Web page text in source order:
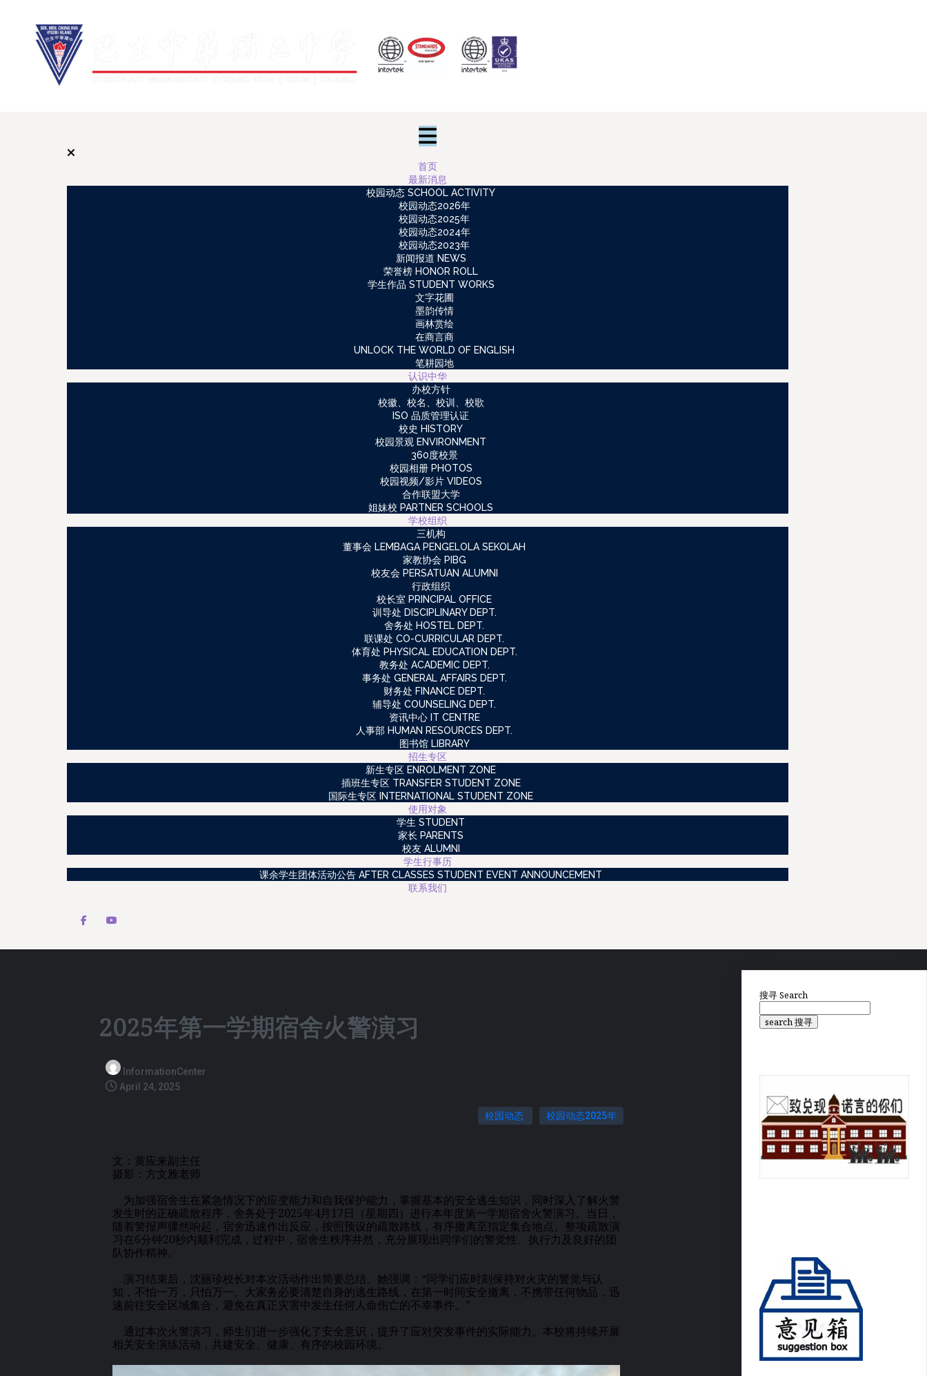
首页
最新消息
校园动态 SCHOOL ACTIVITY
校园动态2026年
校园动态2025年
校园动态2024年
校园动态2023年
新闻报道 NEWS
荣誉榜 HONOR ROLL
学生作品 STUDENT WORKS
文字花圃
墨韵传情
画林赏绘
在商言商
UNLOCK THE WORLD OF ENGLISH
笔耕园地
认识中华
办校方针
校徽、校名、校训、校歌
ISO 品质管理认证
校史 HISTORY
校园景观 ENVIRONMENT
360度校景
校园相册 PHOTOS
校园视频/影片 VIDEOS
合作联盟大学
姐妹校 PARTNER SCHOOLS
学校组织
三机构
董事会 LEMBAGA PENGELOLA SEKOLAH
家教协会 PIBG
校友会 PERSATUAN ALUMNI
行政组织
校长室 PRINCIPAL OFFICE
训导处 DISCIPLINARY DEPT.
舍务处 HOSTEL DEPT.
联课处 CO-CURRICULAR DEPT.
体育处 PHYSICAL EDUCATION DEPT.
教务处 ACADEMIC DEPT.
事务处 GENERAL AFFAIRS DEPT.
财务处 FINANCE DEPT.
辅导处 COUNSELING DEPT.
资讯中心 IT CENTRE
人事部 HUMAN RESOURCES DEPT.
图书馆 LIBRARY
招生专区
新生专区 ENROLMENT ZONE
插班生专区 TRANSFER STUDENT ZONE
国际生专区 INTERNATIONAL STUDENT ZONE
使用对象
学生 STUDENT
家长 PARENTS
校友 ALUMNI
学生行事历
课余学生团体活动公告 AFTER CLASSES STUDENT EVENT ANNOUNCEMENT
联系我们
2025年第一学期宿舍火警演习
InformationCenter
April 24, 2025
校园动态 校园动态2025年
文：黄应来副主任
摄影：方文雅老师
为加强宿舍生在紧急情况下的应变能力和自我保护能力，掌握基本的安全逃生知识，同时深入了解火警
发生时的正确疏散程序，舍务处于2025年4月17日（星期四）进行本年度第一学期宿舍火警演习。当日，
随着警报声骤然响起，宿舍迅速作出反应，按照预设的疏散路线，有序撤离至指定集合地点。整项疏散演
习在6分钟20秒内顺利完成，过程中，宿舍生秩序井然，充分展现出同学们的警觉性、执行力及良好的团
队协作精神。
演习结束后，沈丽珍校长对本次活动作出简要总结。她强调：“同学们应时刻保持对火灾的警觉与认
知，不怕一万，只怕万一。大家务必要清楚自身的逃生路线，在第一时间安全撤离，不携带任何物品，迅
速前往安全区域集合，避免在真正灾害中发生任何人命伤亡的不幸事件。”
通过本次火警演习，师生们进一步强化了安全意识，提升了应对突发事件的实际能力。本校将持续开展
相关安全演练活动，共建安全、健康、有序的校园环境。
搜寻Search
search 搜寻